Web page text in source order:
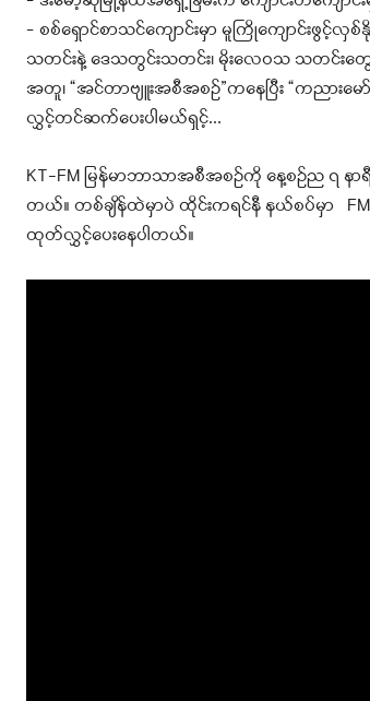
– စစ်ရှောင်စာသင်ကျောင်းမှာ မူကြိုကျောင်းဖွင့်လှစ်
သတင်းနဲ့ ဒေသတွင်းသတင်း၊ မိုးလေဝသ သတင်းတွေ
အတူ၊ “အင်တာဗျူးအစီအစဉ်”ကနေပြီး “ကညားမ
လွှင့်တင်ဆက်ပေးပါမယ်ရှင့်...
KT-FM မြန်မာဘာသာအစီအစဉ်ကို နေ့စဉ်ည ၇ န
တယ်။ တစ်ချိန်ထဲမှာပဲ ထိုင်းကရင်နီ နယ်စပ်မှာ
ထုတ်လွှင့်ပေးနေပါတယ်။